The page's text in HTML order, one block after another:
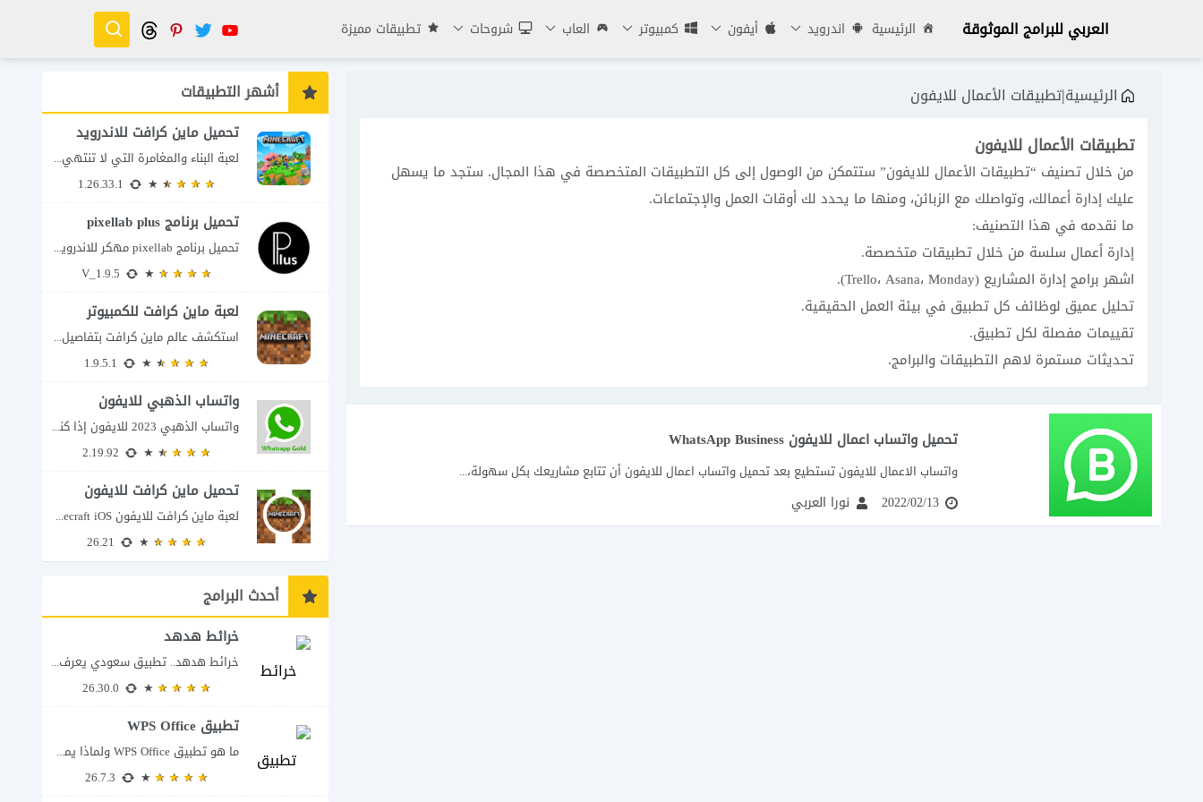
العربي للبرامج الموثوقة الرئيسية اندرويد أيفون كمبيوتر العاب شروحات تطبيقات مميزة
الرئيسية|تطبيقات الأعمال للايفون
تطبيقات الأعمال للايفون
من خلال تصنيف “تطبيقات الأعمال للايفون” ستتمكن من الوصول إلى كل التطبيقات المتخصصة في هذا المجال. ستجد ما يسهل
عليك إدارة أعمالك، وتواصلك مع الزبائن، ومنها ما يحدد لك أوقات العمل والإجتماعات.
ما نقدمه في هذا التصنيف:
إدارة أعمال سلسة من خلال تطبيقات متخصصة.
اشهر برامج إدارة المشاريع (Trello، Asana، Monday).
تحليل عميق لوظائف كل تطبيق في بيئة العمل الحقيقية.
تقييمات مفصلة لكل تطبيق.
تحديثات مستمرة لاهم التطبيقات والبرامج.
تحميل واتساب اعمال للايفون WhatsApp Business
واتساب الاعمال للايفون تستطيع بعد تحميل واتساب اعمال للايفون أن تتابع مشاريعك بكل سهولة،...
2022/02/13 نورا العربي
أشهر التطبيقات
تحميل ماين كرافت للاندرويد
لعبة البناء والمغامرة التي لا تنتهي Minecraft إذا كنت تبحث عن لعبة تمنحك حرية...
تحميل برنامج pixellab plus
تحميل برنامج pixellab مهكر للاندرويد يعتبر تطبيق بيكسلاب من اشهر تطبيقات التعديل والتحرير، بحيث...
لعبة ماين كرافت للكمبيوتر
استكشف عالم ماين كرافت بتفاصيل مذهلة 🌟 هل أنت مستعد لمغامرة أكثر إثارة في...
واتساب الذهبي للايفون
واتساب الذهبي 2023 للايفون إذا كنت تبحث عن واتساب الذهبي للايفون فأنت في الموقع...
تحميل ماين كرافت للايفون
لعبة ماين كرافت للايفون Minecraft iOS تُعد لعبة Minecraft واحدة من أكثر الألعاب شعبية...
أحدث البرامج
خرائط هدهد
خرائط هدهد.. تطبيق سعودي يعرف تفاصيل الطريق قبل أن تبدأ رحلتك يقدم تطبيق خرائط...
تطبيق WPS Office
ما هو تطبيق WPS Office ولماذا يمكن أن يغنيك عن عدة تطبيقات؟ يُعد تطبيق...